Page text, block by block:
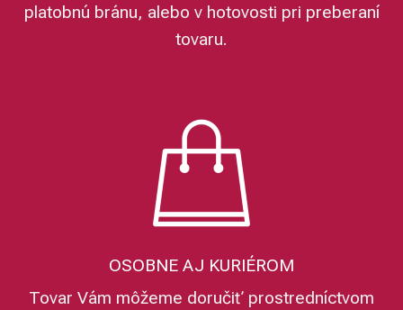
platobnú bránu, alebo v hotovosti pri preberaní
tovaru.
OSOBNE AJ KURIÉROM
Tovar Vám môžeme doručiť prostredníctvom